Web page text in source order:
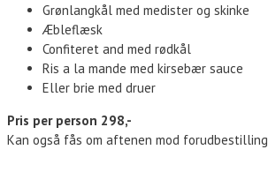
Grønlangkål med medister og skinke
Æbleflæsk
Confiteret and med rødkål
Ris a la mande med kirsebær sauce
Eller brie med druer
Pris per person 298,-
Kan også fås om aftenen mod forudbestilling